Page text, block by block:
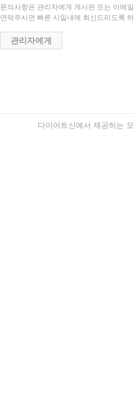
문의사항은 관리자에게 게시판 또는 이메
연락주시면 빠른 시일내에 회신드리도록
관리자에게
다이어트신에서 제공하는